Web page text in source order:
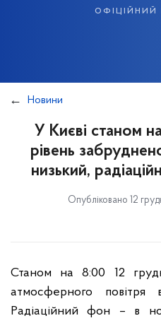
офіційний
Новини
У Києві станом
рівень
низький,
Опубліковано 12
Станом на 8:00 12
атмосферного
Радіаційний фон – в